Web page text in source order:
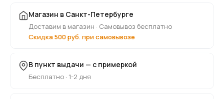
Магазин в Санкт-Петербурге
Доставим в магазин · Самовывоз бесплатно
Скидка 500 руб. при самовывозе
В пункт выдачи — с примеркой
Бесплатно · 1-2 дня